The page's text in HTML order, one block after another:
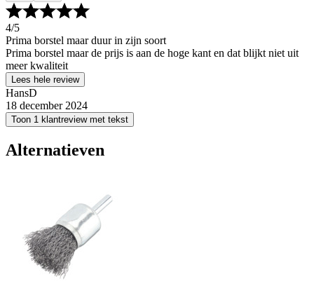
4/5
Prima borstel maar duur in zijn soort
Prima borstel maar de prijs is aan de hoge kant en dat blijkt niet uit
meer kwaliteit
Lees hele review
HansD
18 december 2024
Toon 1 klantreview met tekst
Alternatieven